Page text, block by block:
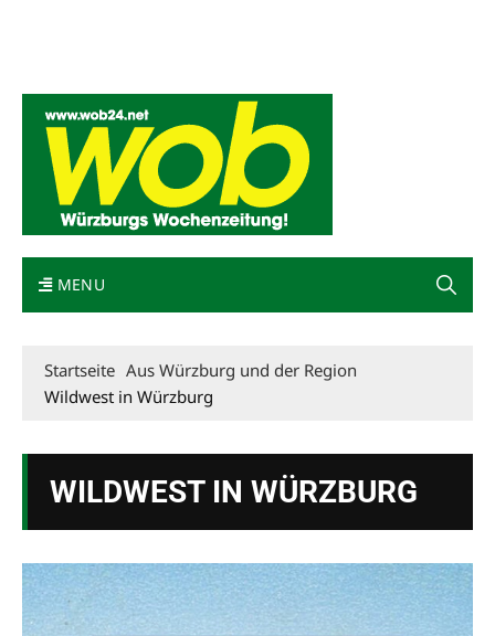
MENU
Startseite Aus Würzburg und der Region
Wildwest in Würzburg
WILDWEST IN WÜRZBURG